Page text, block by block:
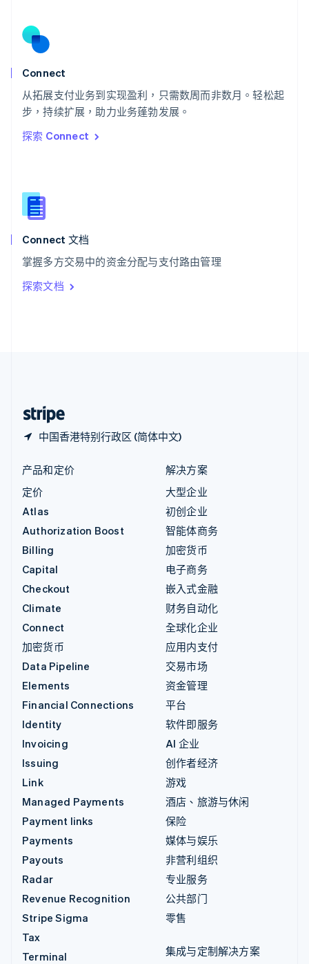
Connect
从拓展支付业务到实现盈利，只需数周而非数月。轻松起
步，持续扩展，助力业务蓬勃发展。
探索 Connect
Connect 文档
掌握多方交易中的资金分配与支付路由管理
探索文档
中国香港特别行政区 (简体中文)
English
斯洛文尼亚
泰国
ไทยEnglish
希腊
English
西班牙
新西兰
English
匈牙利
English
ItalianoEnglish
印度
English
产品和定价
定价
Atlas
Authorization Boost
Billing
Capital
Checkout
Climate
Connect
加密货币
Data Pipeline
Elements
Financial Connections
Identity
Invoicing
Issuing
Link
Managed Payments
Payment links
Payments
Payouts
Radar
Revenue Recognition
Stripe Sigma
Tax
Terminal
解决方案
大型企业
初创企业
智能体商务
加密货币
电子商务
嵌入式金融
财务自动化
全球化企业
应用内支付
交易市场
资金管理
平台
软件即服务
AI 企业
创作者经济
游戏
酒店、旅游与休闲
保险
媒体与娱乐
非营利组织
专业服务
公共部门
零售
集成与定制解决方案